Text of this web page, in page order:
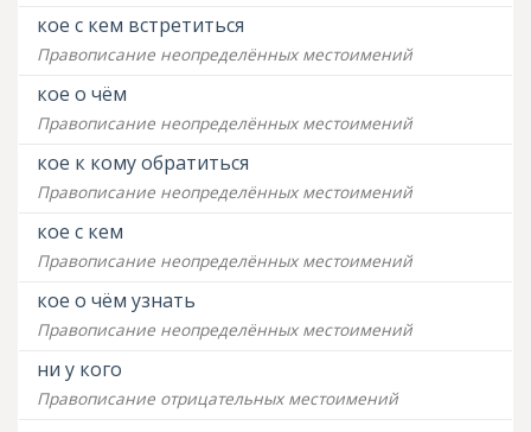
кое с кем встретиться
Правописание неопределённых местоимений
кое о чём
Правописание неопределённых местоимений
кое к кому обратиться
Правописание неопределённых местоимений
кое с кем
Правописание неопределённых местоимений
кое о чём узнать
Правописание неопределённых местоимений
ни у кого
Правописание отрицательных местоимений